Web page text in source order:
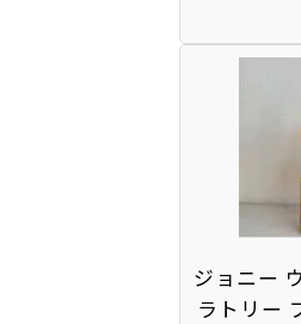
ジョニー
ラトリー